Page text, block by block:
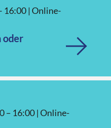
16:00 |Online-
oder
– 16:00 |Online-